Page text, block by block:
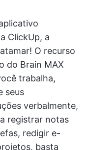
ClickUp, a
O recurso
do Brain MAX
trabalha,
seus
verbalmente,
registrar notas
redigir e-
basta